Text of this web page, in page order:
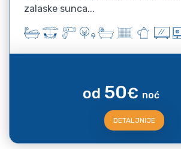
zalaske sunca...
od 50€ noć
DETALJNIJE